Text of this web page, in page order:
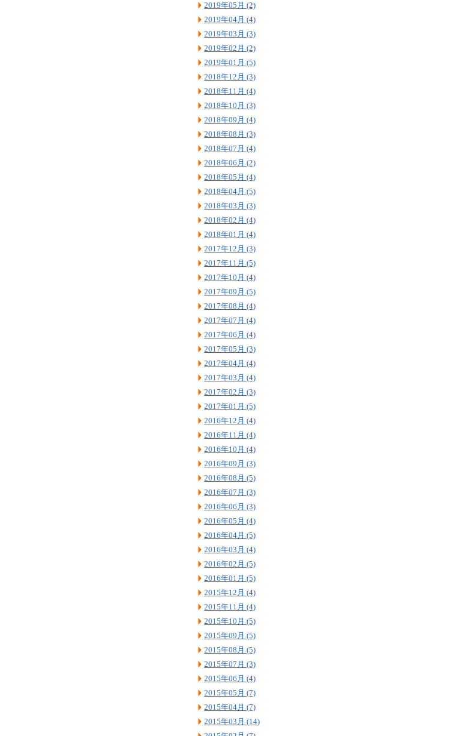
2019年05月 (2)
2019年04月 (4)
2019年03月 (3)
2019年02月 (2)
2019年01月 (5)
2018年12月 (3)
2018年11月 (4)
2018年10月 (3)
2018年09月 (4)
2018年08月 (3)
2018年07月 (4)
2018年06月 (2)
2018年05月 (4)
2018年04月 (5)
2018年03月 (3)
2018年02月 (4)
2018年01月 (4)
2017年12月 (3)
2017年11月 (5)
2017年10月 (4)
2017年09月 (5)
2017年08月 (4)
2017年07月 (4)
2017年06月 (4)
2017年05月 (3)
2017年04月 (4)
2017年03月 (4)
2017年02月 (3)
2017年01月 (5)
2016年12月 (4)
2016年11月 (4)
2016年10月 (4)
2016年09月 (3)
2016年08月 (5)
2016年07月 (3)
2016年06月 (3)
2016年05月 (4)
2016年04月 (5)
2016年03月 (4)
2016年02月 (5)
2016年01月 (5)
2015年12月 (4)
2015年11月 (4)
2015年10月 (5)
2015年09月 (5)
2015年08月 (5)
2015年07月 (3)
2015年06月 (4)
2015年05月 (7)
2015年04月 (7)
2015年03月 (14)